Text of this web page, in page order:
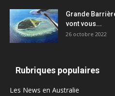
Grande
vont vous...
26 octobre 2022
Rubriques populaires
Les News en Australie